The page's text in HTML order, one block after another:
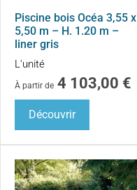
Piscine bois Océa 3,55 x
5,50 m – H. 1.20 m –
liner gris
L'unité
À partir de 4 103,00 €
Découvrir